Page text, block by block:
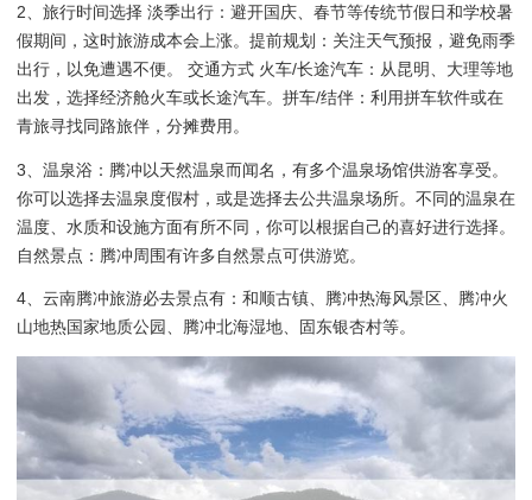
2、旅行时间选择 淡季出行：避开国庆、春节等传统节假日和学校暑
假期间，这时旅游成本会上涨。提前规划：关注天气预报，避免雨季
出行，以免遭遇不便。 交通方式 火车/长途汽车：从昆明、大理等地
出发，选择经济舱火车或长途汽车。拼车/结伴：利用拼车软件或在
青旅寻找同路旅伴，分摊费用。
3、温泉浴：腾冲以天然温泉而闻名，有多个温泉场馆供游客享受。
你可以选择去温泉度假村，或是选择去公共温泉场所。不同的温泉在
温度、水质和设施方面有所不同，你可以根据自己的喜好进行选择。
自然景点：腾冲周围有许多自然景点可供游览。
4、云南腾冲旅游必去景点有：和顺古镇、腾冲热海风景区、腾冲火
山地热国家地质公园、腾冲北海湿地、固东银杏村等。